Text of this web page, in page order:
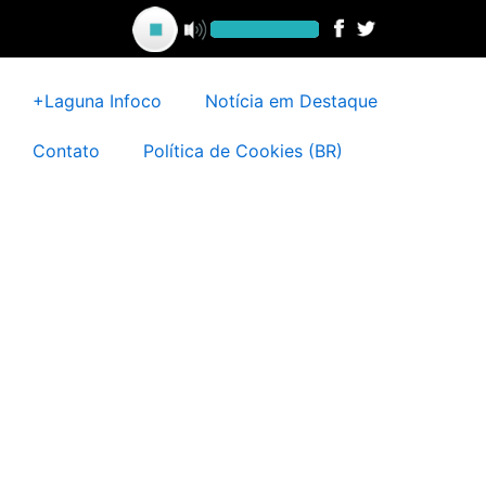
conteúdo
+Laguna Infoco Notícia em Destaque
Contato Política de Cookies (BR)